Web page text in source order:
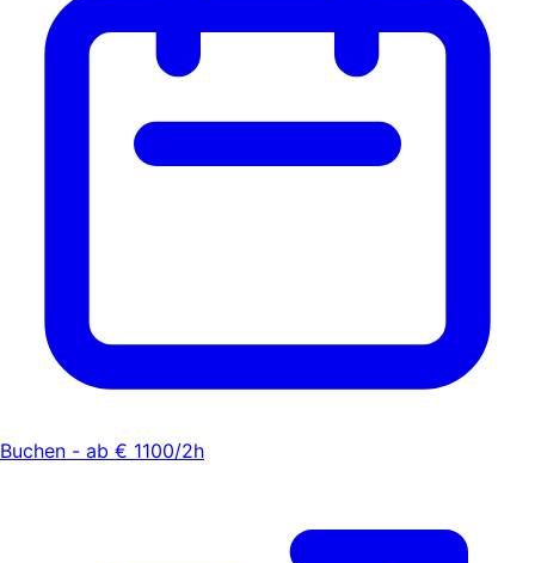
Buchen - ab € 1100/2h